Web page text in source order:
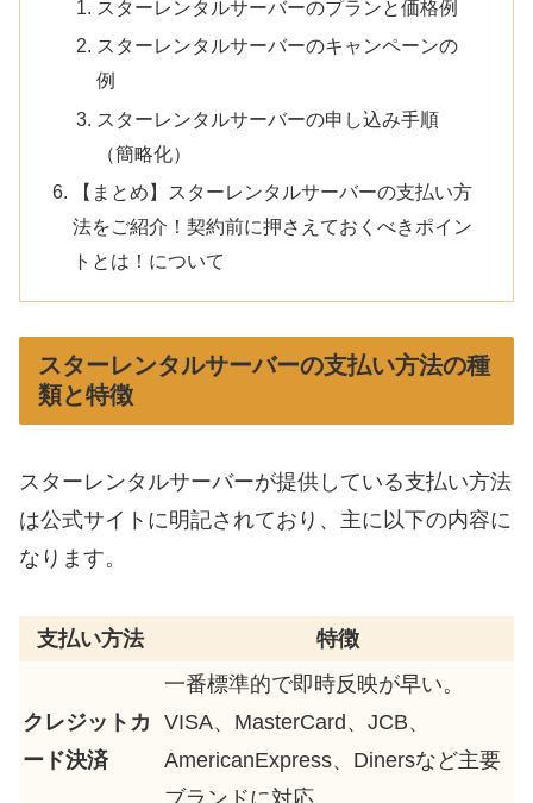
スターレンタルサーバーのプランと価格例
スターレンタルサーバーのキャンペーンの
例
スターレンタルサーバーの申し込み手順
（簡略化）
【まとめ】スターレンタルサーバーの支払い方
法をご紹介！契約前に押さえておくべきポイン
トとは！について
スターレンタルサーバーの支払い方法の種
類と特徴
スターレンタルサーバーが提供している支払い方法
は公式サイトに明記されており、主に以下の内容に
なります。
支払い方法 特徴
クレジットカ
ード決済
一番標準的で即時反映が早い。
VISA、MasterCard、JCB、
AmericanExpress、Dinersなど主要
ブランドに対応。